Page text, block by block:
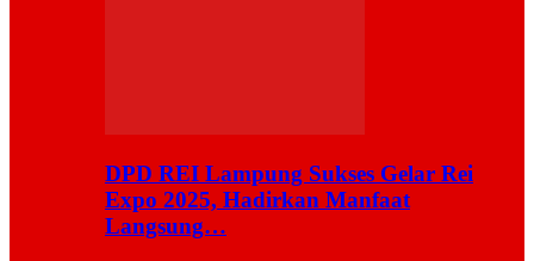
DPD REI Lampung Sukses Gelar Rei
Expo 2025, Hadirkan Manfaat
Langsung…